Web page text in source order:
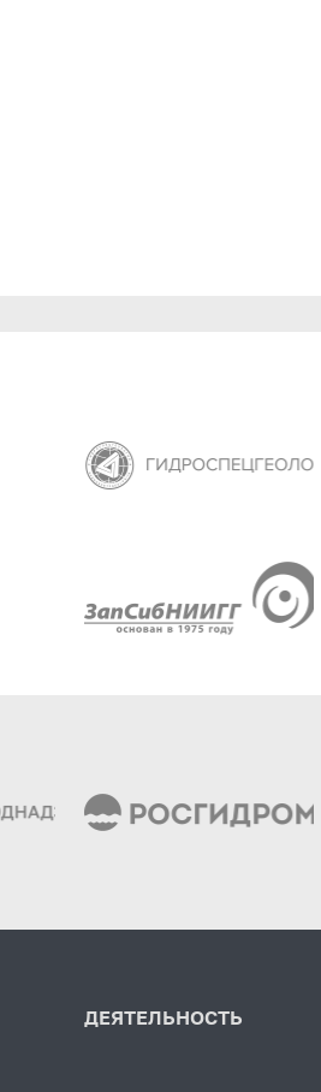
ДЕЯТЕЛЬНОСТЬ